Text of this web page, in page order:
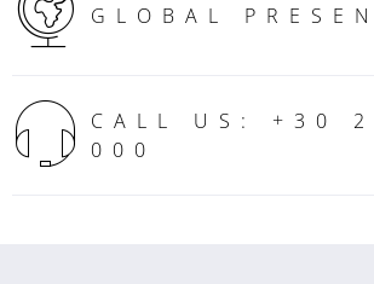
GLOBAL
CALL US: +30
000